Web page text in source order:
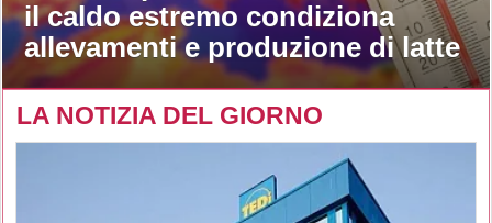
il caldo estremo condiziona
allevamenti e produzione di latte
LA NOTIZIA DEL GIORNO